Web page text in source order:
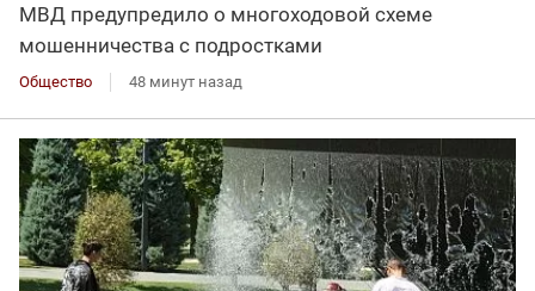
МВД предупредило о многоходовой схеме
мошенничества с подростками
Общество 48 минут назад